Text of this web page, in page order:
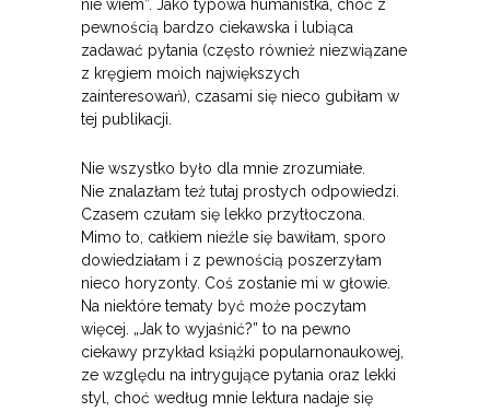
nie wiem”. Jako typowa humanistka, choć z
pewnością bardzo ciekawska i lubiąca
zadawać pytania (często również niezwiązane
z kręgiem moich największych
zainteresowań), czasami się nieco gubiłam w
tej publikacji.
Nie wszystko było dla mnie zrozumiałe.
Nie znalazłam też tutaj prostych odpowiedzi.
Czasem czułam się lekko przytłoczona.
Mimo to, całkiem nieźle się bawiłam, sporo
dowiedziałam i z pewnością poszerzyłam
nieco horyzonty. Coś zostanie mi w głowie.
Na niektóre tematy być może poczytam
więcej. „Jak to wyjaśnić?” to na pewno
ciekawy przykład książki popularnonaukowej,
ze względu na intrygujące pytania oraz lekki
styl, choć według mnie lektura nadaje się